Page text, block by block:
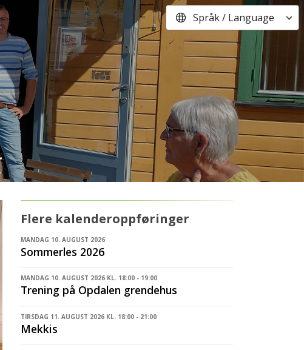
Språk / Language
Flere kalenderoppføringer
MANDAG 10. AUGUST 2026
Sommerles 2026
MANDAG 10. AUGUST 2026 KL. 18:00 - 19:00
Trening på Opdalen grendehus
TIRSDAG 11. AUGUST 2026 KL. 18:00 - 21:00
Mekkis